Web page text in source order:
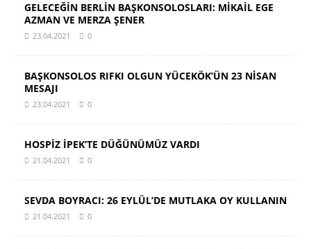
GELECEĞİN BERLİN BAŞKONSOLOSLARI: MİKAİL EGE
AZMAN VE MERZA ŞENER
23.04.2021 0
BAŞKONSOLOS RIFKI OLGUN YÜCEKÖK’ÜN 23 NİSAN
MESAJI
23.04.2021 0
HOSPİZ İPEK’TE DÜĞÜNÜMÜZ VARDI
21.04.2021 0
SEVDA BOYRACI: 26 EYLÜL’DE MUTLAKA OY KULLANIN
21.04.2021 0